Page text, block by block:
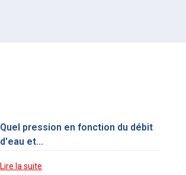
Quel pression en fonction du débit
d'eau et...
Lire la suite